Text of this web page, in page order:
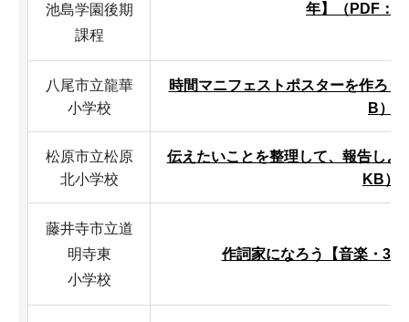
池島学園後期
課程
年】（PDF：
八尾市立龍華
小学校
時間マニフェストポスターを作ろ
B）
松原市立松原
北小学校
伝えたいことを整理して、報告しよ
KB）
藤井寺市立道
明寺東
小学校
作詞家になろう【音楽・3